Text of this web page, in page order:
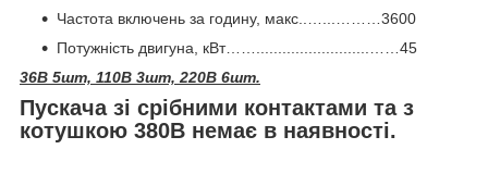
Частота включень за годину, макс..…...………3600
Потужність двигуна, кВт……..........................……45
36В 5шт, 110В 3шт, 220В 6шт.
Пускача зі срібними контактами та з
котушкою 380В немає в наявності.